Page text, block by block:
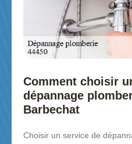
Comment choisir
dépannage
Barbechat
Choisir un service de